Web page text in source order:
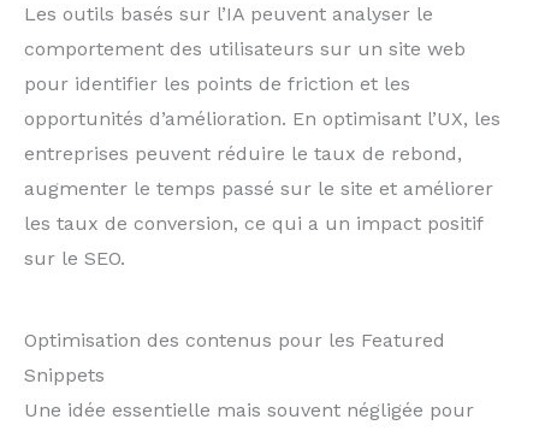
Les outils basés sur l’IA peuvent analyser le
comportement des utilisateurs sur un site web
pour identifier les points de friction et les
opportunités d’amélioration. En optimisant l’UX, les
entreprises peuvent réduire le taux de rebond,
augmenter le temps passé sur le site et améliorer
les taux de conversion, ce qui a un impact positif
sur le SEO.
Optimisation des contenus pour les Featured
Snippets
Une idée essentielle mais souvent négligée pour